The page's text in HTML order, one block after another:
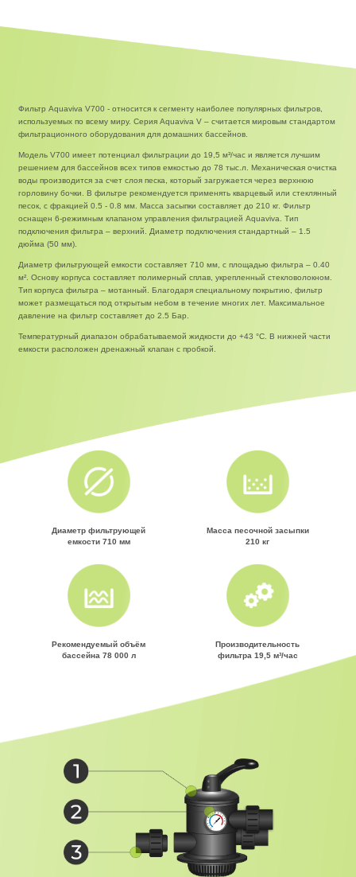
Фильтр Aquaviva V700 - относится к сегменту наиболее популярных фильтров,
используемых по всему миру. Серия Aquaviva V – считается мировым стандартом
фильтрационного оборудования для домашних бассейнов.
Модель V700 имеет потенциал фильтрации до 19,5 м³/час и является лучшим
решением для бассейнов всех типов емкостью до 78 тыс.л. Механическая очистка
воды производится за счет слоя песка, который загружается через верхнюю
горловину бочки. В фильтре рекомендуется применять кварцевый или стеклянный
песок, с фракцией 0.5 - 0.8 мм. Масса засыпки составляет до 210 кг. Фильтр
оснащен 6-режимным клапаном управления фильтрацией Aquaviva. Тип
подключения фильтра – верхний. Диаметр подключения стандартный – 1.5
дюйма (50 мм).
Диаметр фильтрующей емкости составляет 710 мм, с площадью фильтра – 0.40
м². Основу корпуса составляет полимерный сплав, укрепленный стекловолокном.
Тип корпуса фильтра – мотанный. Благодаря специальному покрытию, фильтр
может размещаться под открытым небом в течение многих лет. Максимальное
давление на фильтр составляет до 2.5 Бар.
Температурный диапазон обрабатываемой жидкости до +43 °С. В нижней части
емкости расположен дренажный клапан с пробкой.
Диаметр фильтрующей
емкости 710 мм
Масса песочной засыпки
210 кг
Рекомендуемый объём
бассейна 78 000 л
Производительность
фильтра 19,5 м³/час